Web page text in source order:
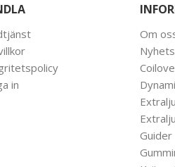
in
Om